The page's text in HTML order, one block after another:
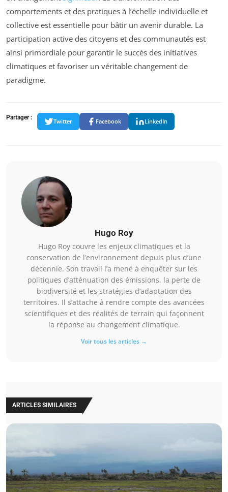
comportements et des pratiques à l’échelle individuelle et
collective est essentielle pour bâtir un avenir durable. La
participation active des citoyens et des communautés est
ainsi primordiale pour garantir le succès des initiatives
climatiques et favoriser un véritable changement de
paradigme.
Partager :
Twitter Facebook LinkedIn
Hugo Roy
Hugo Roy couvre les enjeux climatiques et la
conservation de l’environnement depuis plus d’une
décennie. Son travail l’a mené à enquêter sur les
politiques d’atténuation des émissions, la perte de
biodiversité et les stratégies d’adaptation des
territoires. Il s’attache à rendre compte des avancées
scientifiques et des réalités de terrain qui façonnent
la réponse au changement climatique.
Voir tous les articles →
ARTICLES SIMILAIRES